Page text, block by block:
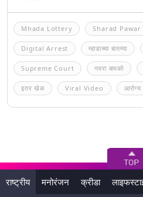
Mhada Lottery Sharad Pawar
Digital Arrest म्हाडाच्या बातम्या
Supreme Court नवरा बायको
इतर खेळ Viral Video आरोग्य
राष्ट्रीय मनोरंजन क्रीडा